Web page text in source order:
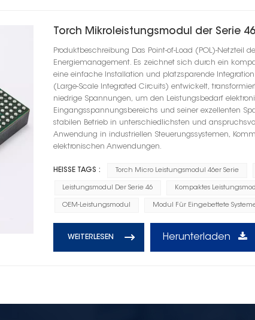
Torch Mikroleistungsmodul der Serie
Produktbeschreibung Das Point-of-Load (POL)-Netzteil
Energiemanagement. Es zeichnet sich durch ein
eine einfache Installation und platzsparende
(Large-Scale Integrated Circuits) entwickelt,
niedrige Spannungen, um den Leistungsbedarf
Eingangsspannungsbereichs und seiner exzellenten
stabilen Betrieb in unterschiedlichsten und
Anwendung in industriellen Steuerungssystemen,
elektronischen Anwendungen.
HEISSE TAGS : Torch Micro Leistungsmodul 46er Serie
Leistungsmodul Der Serie 46 Kompaktes
OEM-Leistungsmodul Modul Für Eingebettete
WEITERLESEN Herunterladen